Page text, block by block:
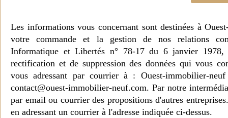
Les informations vous concernant sont destinées à
votre commande et la gestion de nos relations
Informatique et Libertés n° 78-17 du 6 janvier 1978,
rectification et de suppression des données qui vous
vous adressant par courrier à : Ouest-immobilier-
contact@ouest-immobilier-neuf.com. Par notre
par email ou courrier des propositions d'autres
en adressant un courrier à l'adresse indiquée ci-dessus.